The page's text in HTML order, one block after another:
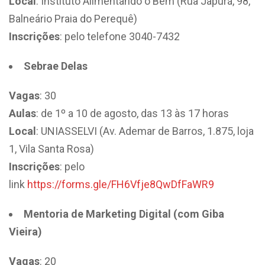
Balneário Praia do Perequê)
Inscrições: pelo telefone 3040-7432
Sebrae Delas
Vagas: 30
Aulas: de 1º a 10 de agosto, das 13 às 17 horas
Local: UNIASSELVI (Av. Ademar de Barros, 1.875, loja
1, Vila Santa Rosa)
Inscrições: pelo
link https://forms.gle/FH6Vfje8QwDfFaWR9
Mentoria de Marketing Digital (com Giba
Vieira)
Vagas: 20